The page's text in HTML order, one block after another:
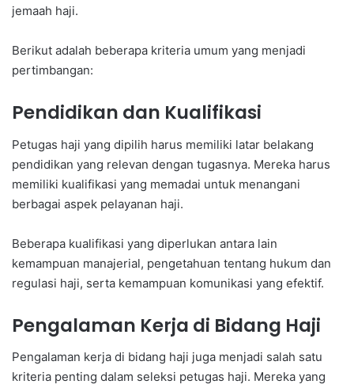
jemaah haji.
Berikut adalah beberapa kriteria umum yang menjadi
pertimbangan:
Pendidikan dan Kualifikasi
Petugas haji yang dipilih harus memiliki latar belakang
pendidikan yang relevan dengan tugasnya. Mereka harus
memiliki kualifikasi yang memadai untuk menangani
berbagai aspek pelayanan haji.
Beberapa kualifikasi yang diperlukan antara lain
kemampuan manajerial, pengetahuan tentang hukum dan
regulasi haji, serta kemampuan komunikasi yang efektif.
Pengalaman Kerja di Bidang Haji
Pengalaman kerja di bidang haji juga menjadi salah satu
kriteria penting dalam seleksi petugas haji. Mereka yang